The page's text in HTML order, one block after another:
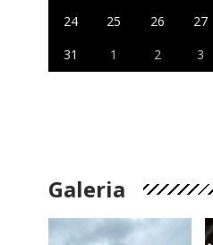
24
25 26 27
31
1 2 3
Galeria